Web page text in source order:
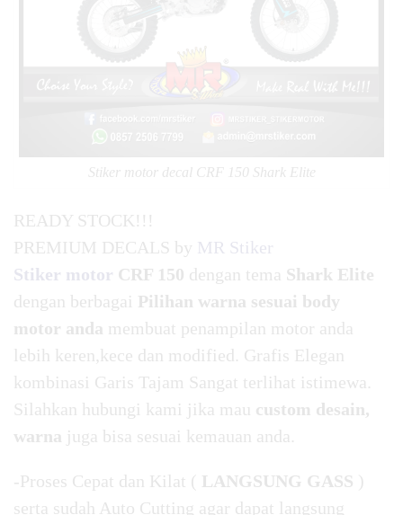
Stiker motor decal CRF 150 Shark Elite
READY STOCK!!!
PREMIUM DECALS by MR Stiker
Stiker motor CRF 150 dengan tema Shark Elite
dengan berbagai Pilihan warna sesuai body
motor anda membuat penampilan motor anda
lebih keren,kece dan modified. Grafis Elegan
kombinasi Garis Tajam Sangat terlihat istimewa.
Silahkan hubungi kami jika mau custom desain,
warna juga bisa sesuai kemauan anda.
-Proses Cepat dan Kilat ( LANGSUNG GASS )
serta sudah Auto Cutting agar dapat langsung